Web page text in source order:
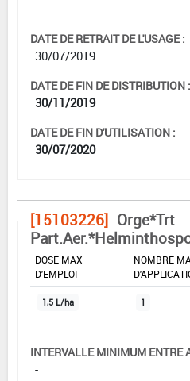
-
DATE DE RETRAIT DE L'USAGE :
30/07/2019
DATE DE FIN DE DISTRIBUTION :
30/11/2019
DATE DE FIN D'UTILISATION :
30/07/2020
[15103226] Orge*Trt
DOSE MAX
D'EMPLOI
NOMBRE
1,5 L/ha 1
INTERVALLE MINIMUM ENTRE
-